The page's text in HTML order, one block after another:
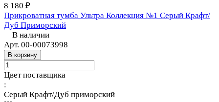
8 180 ₽
Прикроватная тумба Ультра Коллекция №1 Серый Крафт/
Дуб Приморский
В наличии
Арт. 00-00073998
В корзину
Цвет поставщика
:
Серый Крафт/Дуб приморский